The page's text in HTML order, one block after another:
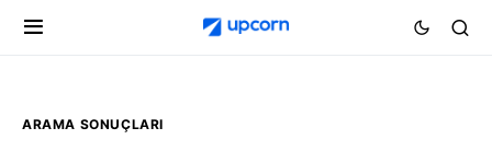
ARAMA SONUÇLARI